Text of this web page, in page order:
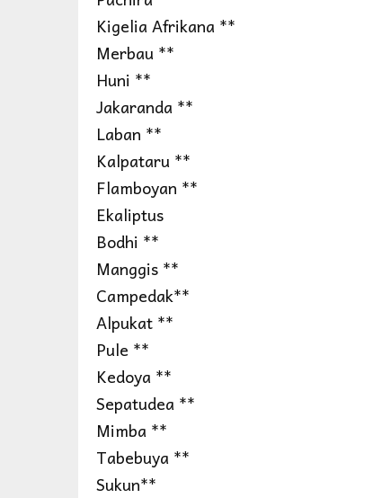
Kigelia Afrikana **
Merbau **
Huni **
Jakaranda **
Laban **
Kalpataru **
Flamboyan **
Ekaliptus
Bodhi **
Manggis **
Campedak**
Alpukat **
Pule **
Kedoya **
Sepatudea **
Mimba **
Tabebuya **
Sukun**